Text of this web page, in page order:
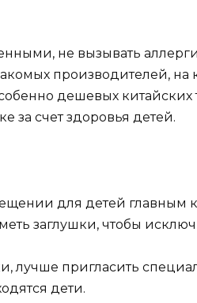
не вызывать
производителей,
дешевых китайских
за счет здоровья детей.
для детей главным
заглушки, чтобы
лучше пригласить
дети.